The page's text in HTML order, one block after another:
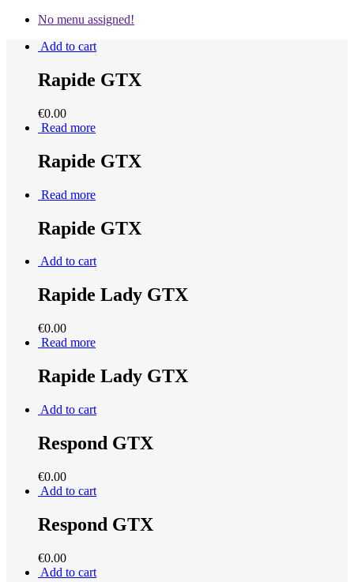
No menu assigned!
Add to cart
Rapide GTX
€0.00
Read more
Rapide GTX
Read more
Rapide GTX
Add to cart
Rapide Lady GTX
€0.00
Read more
Rapide Lady GTX
Add to cart
Respond GTX
€0.00
Add to cart
Respond GTX
€0.00
Add to cart